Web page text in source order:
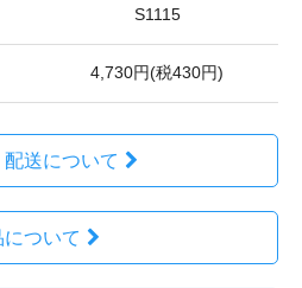
S1115
4,730円(税430円)
送について
について